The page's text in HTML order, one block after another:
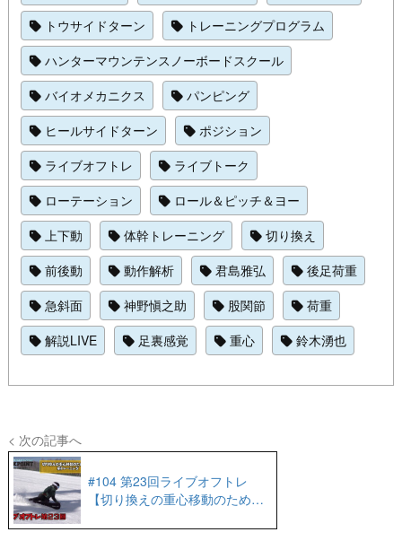
トウサイドターン
トレーニングプログラム
ハンターマウンテンスノーボードスクール
バイオメカニクス
パンピング
ヒールサイドターン
ポジション
ライブオフトレ
ライブトーク
ローテーション
ロール＆ピッチ＆ヨー
上下動
体幹トレーニング
切り換え
前後動
動作解析 君島雅弘
後足荷重
急斜面
神野愼之助 股関節
荷重
解説LIVE
足裏感覚 重心 鈴木湧也
< 次の記事へ
#104 第23回ライブオフトレ
【切り換えの重心移動のための